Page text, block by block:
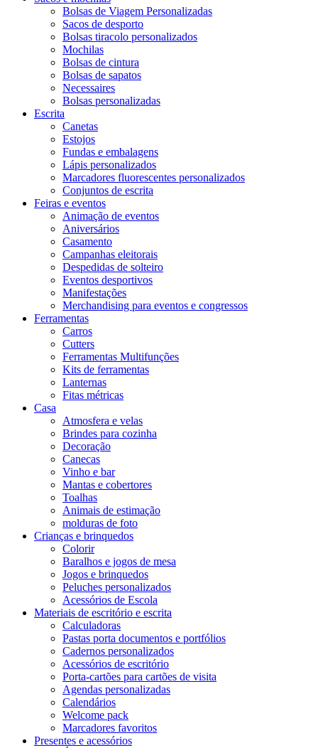
Bolsas de Viagem Personalizadas
Sacos de desporto
Bolsas tiracolo personalizados
Mochilas
Bolsas de cintura
Bolsas de sapatos
Necessaires
Bolsas personalizadas
Escrita
Canetas
Estojos
Fundas e embalagens
Lápis personalizados
Marcadores fluorescentes personalizados
Conjuntos de escrita
Feiras e eventos
Animação de eventos
Aniversários
Casamento
Campanhas eleitorais
Despedidas de solteiro
Eventos desportivos
Manifestações
Merchandising para eventos e congressos
Ferramentas
Carros
Cutters
Ferramentas Multifunções
Kits de ferramentas
Lanternas
Fitas métricas
Casa
Atmosfera e velas
Brindes para cozinha
Decoração
Canecas
Vinho e bar
Mantas e cobertores
Toalhas
Animais de estimação
molduras de foto
Crianças e brinquedos
Colorir
Baralhos e jogos de mesa
Jogos e brinquedos
Peluches personalizados
Acessórios de Escola
Materiais de escritório e escrita
Calculadoras
Pastas porta documentos e portfólios
Cadernos personalizados
Acessórios de escritório
Porta-cartões para cartões de visita
Agendas personalizadas
Calendários
Welcome pack
Marcadores favoritos
Presentes e acessórios